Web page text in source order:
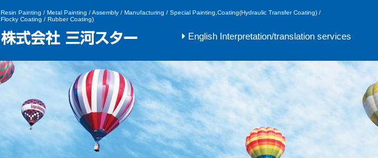
Resin Painting / Metal Painting / Assembly / Manufacturing / Special Painting,Coating(Hydraulic Transfer Coating) /
Flocky Coating / Rubber Coating)
English Interpretation/translation services